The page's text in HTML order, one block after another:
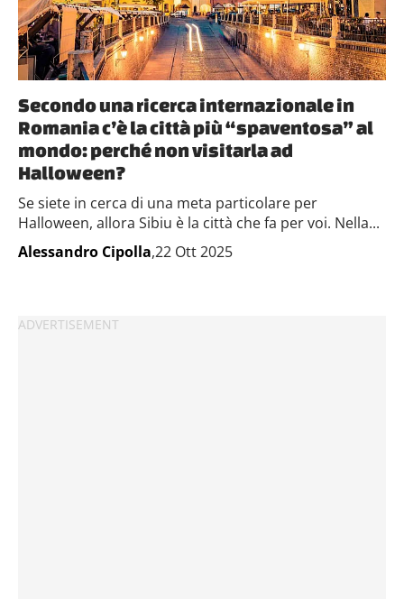
Secondo una ricerca internazionale in
Romania c’è la città più “spaventosa” al
mondo: perché non visitarla ad
Halloween?
Se siete in cerca di una meta particolare per
Halloween, allora Sibiu è la città che fa per voi. Nella...
Alessandro Cipolla,22 Ott 2025